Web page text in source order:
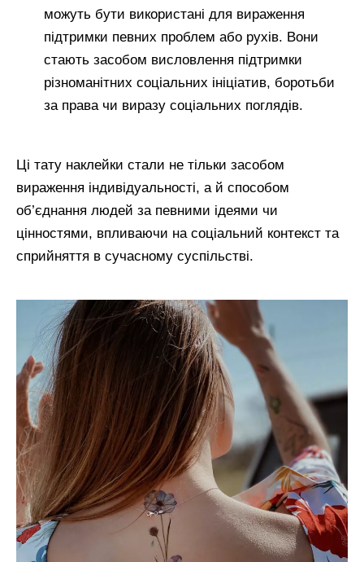
можуть бути використані для вираження
підтримки певних проблем або рухів. Вони
стають засобом висловлення підтримки
різноманітних соціальних ініціатив, боротьби
за права чи виразу соціальних поглядів.
Ці тату наклейки стали не тільки засобом
вираження індивідуальності, а й способом
об’єднання людей за певними ідеями чи
цінностями, впливаючи на соціальний контекст та
сприйняття в сучасному суспільстві.